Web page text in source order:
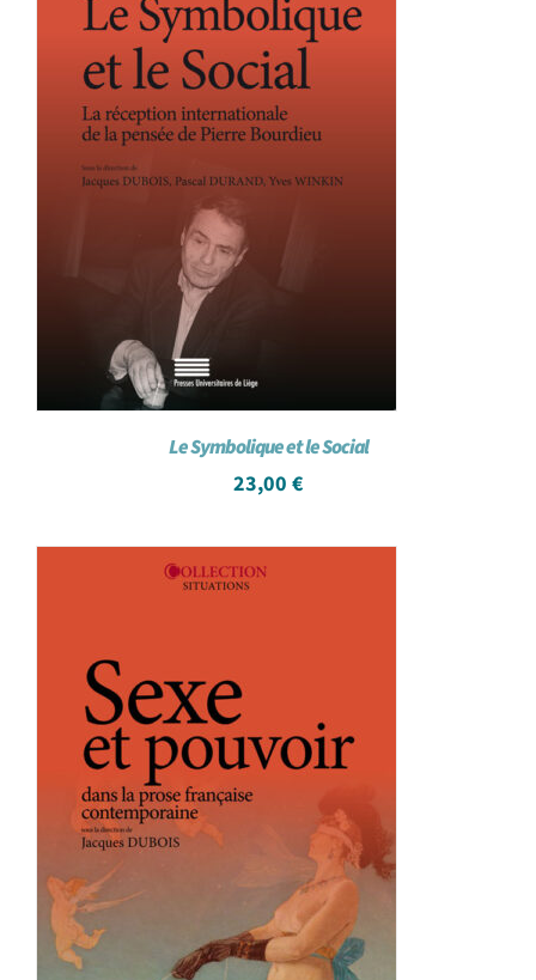
Le Symbolique et le Social
23,00 €